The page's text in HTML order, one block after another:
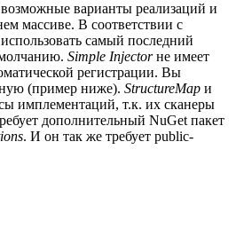
возможные варианты реализаций и
массиве. В соответствии с
самый последний
Simple Injectorне имеет
регистрации. Вы
(пример ниже). StructureMap и
имплементаций, т.к. их сканеры
дополнительный NuGet пакет
. И он так же требует public-